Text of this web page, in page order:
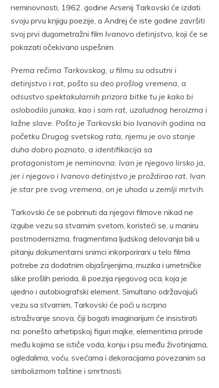
neminovnosti, 1962. godine Arsenij Tarkovski će izdati
svoju prvu knjigu poezije, a Andrej će iste godine završiti
svoj prvi dugometražni film Ivanovo detinjstvo, koji će se
pokazati očekivano uspešnim.
Prema rečima Tarkovskog, u filmu su odsutni i
detinjstvo i rat, pošto su deo prošlog vremena, a
odsustvo spektakularnih prizora bitke tu je kako bi
oslobodilo junaka, kao i sam rat, uzaludnog heroizma i
lažne slave. Pošto je Tarkovski bio Ivanovih godina na
početku Drugog svetskog rata, njemu je ovo stanje
duha dobro poznato, a identifikacija sa
protagonistom je neminovna. Ivan je njegovo lirsko ja,
jer i njegovo i Ivanovo detinjstvo je proždirao rat. Ivan
je star pre svog vremena, on je uhoda u zemlji mrtvih.
Tarkovski će se pobrinuti da njegovi filmove nikad ne
izgube vezu sa stvarnim svetom, koristeći se, u maniru
postmodernizma, fragmentima ljudskog delovanja bili u
pitanju dokumentarni snimci inkorporirani u telo filma
potrebe za dodatnim objašnjenjima, muzika i umetničke
slike prošlih perioda, ili poezija njegovog oca, koja je
ujedno i autobiografski element. Simultano održavajući
vezu sa stvarnim, Tarkovski će poći u iscrpno
istraživanje snova, čiji bogati imaginarijum će insistirati
na: ponešto arhetipskoj figuri majke, elementima prirode
među kojima se ističe voda, konju i psu među životinjama,
ogledalima, voću, svećama i dekoracijama povezanim sa
simbolizmom taštine i smrtnosti.